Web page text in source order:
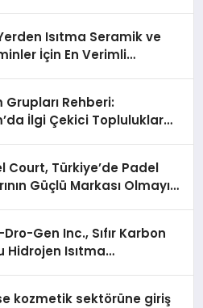
Isıtma Seramik ve
İçin En Verimli
Rehberi:
İlgi Çekici Topluluklar
Court, Türkiye’de Padel
Güçlü Markası Olmayı
Gen Inc., Sıfır Karbon
Hidrojen Isıtma
kozmetik sektörüne giriş